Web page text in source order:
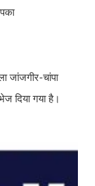
जांजगीर-चांपा
दिया गया है।